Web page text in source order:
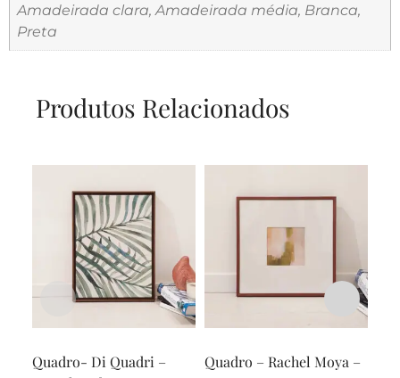
Amadeirada clara, Amadeirada média, Branca,
Preta
Produtos Relacionados
Quadro- Di Quadri –
Quadro – Rachel Moya –